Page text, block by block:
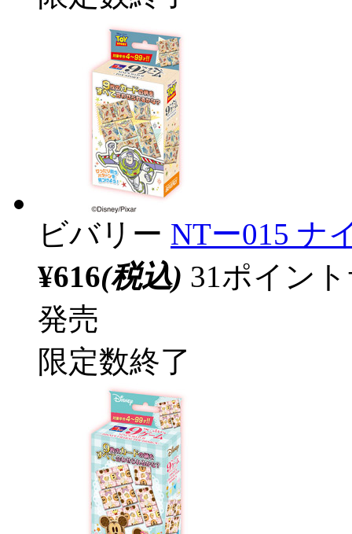
ビバリー NTー015 ナ
¥616(税込) 31ポイン
発売
限定数終了